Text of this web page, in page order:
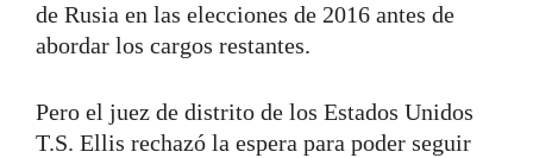
de Rusia en las elecciones de 2016 antes de
abordar los cargos restantes.
Pero el juez de distrito de los Estados Unidos
T.S. Ellis rechazó la espera para poder seguir